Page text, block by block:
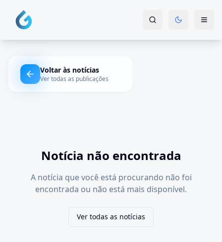
Voltar às notícias
Ver todas as publicações
Notícia não encontrada
A notícia que você está procurando não foi
encontrada ou não está mais disponível.
Ver todas as notícias